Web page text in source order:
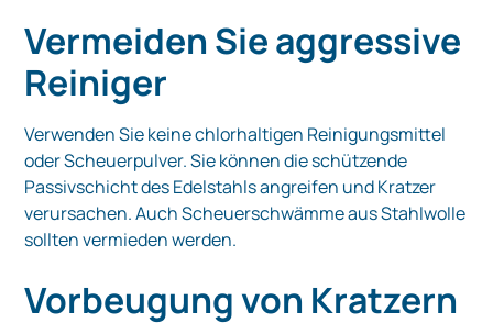
Vermeiden Sie aggressive
Reiniger
Verwenden Sie keine chlorhaltigen Reinigungsmittel
oder Scheuerpulver. Sie können die schützende
Passivschicht des Edelstahls angreifen und Kratzer
verursachen. Auch Scheuerschwämme aus Stahlwolle
sollten vermieden werden.
Vorbeugung von Kratzern